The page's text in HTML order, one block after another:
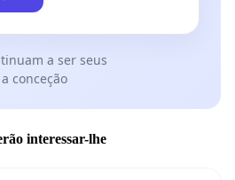
a ser seus
conceção
interessar-lhe